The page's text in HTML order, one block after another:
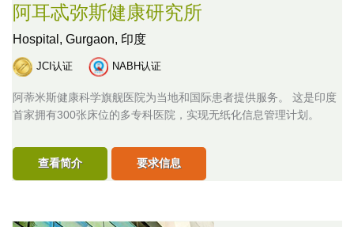
阿耳忒弥斯健康研究所
Hospital, Gurgaon, 印度
JCI认证 NABH认证
阿蒂米斯健康科学旗舰医院为当地和国际患者提供服务。 这是印度
首家拥有300张床位的多专科医院，实现无纸化信息管理计划。
查看简介 要求信息